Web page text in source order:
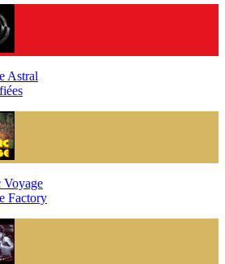
Astral
Factory